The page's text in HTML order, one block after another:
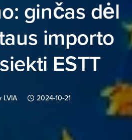
ginčas dėl
importo
ESTT
LVIA 2024-10-21